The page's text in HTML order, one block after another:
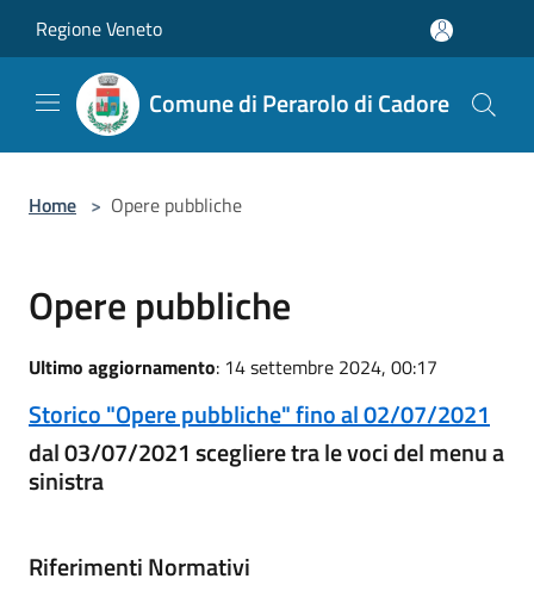
Regione Veneto
Comune di Perarolo di Cadore
Home > Opere pubbliche
Opere pubbliche
Ultimo aggiornamento: 14 settembre 2024, 00:17
Storico "Opere pubbliche" fino al 02/07/2021
dal 03/07/2021 scegliere tra le voci del menu a
sinistra
Riferimenti Normativi